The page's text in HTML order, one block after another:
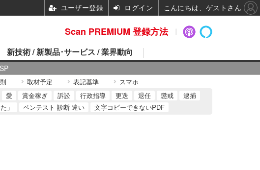
新技術 / 新製品･サービス / 業界動向
取材予定 表記基準 スマホ
愛 賞金稼ぎ 訴訟 行政指導 更迭 退任 懲戒
逮捕
」
ペンテスト 診断 違い 文字コピーできないPDF
Scan PREMIUM 登録方法
ユーザー登録 ログイン こんにちは、ゲストさん